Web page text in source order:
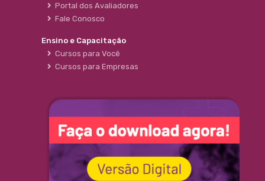
Portal dos Avaliadores
Fale Conosco
Ensino e Capacitação
Cursos para Você
Cursos para Empresas